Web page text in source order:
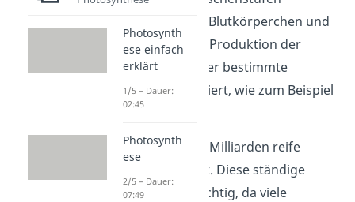
schließlich zu den Blutkörperchen und
Blutplättchen. Die Produktion der
Blutzellen wird über bestimmte
Hormone kontrolliert, wie zum Beispiel
Erythropoetin
Jeden Tag werden Milliarden reife
Blutzellen gebildet. Diese ständige
Erneuerung ist wichtig, da viele
Photosynth
ese einfach
erklärt
1/5 – Dauer:
02:45
Photosynth
ese
2/5 – Dauer:
07:49